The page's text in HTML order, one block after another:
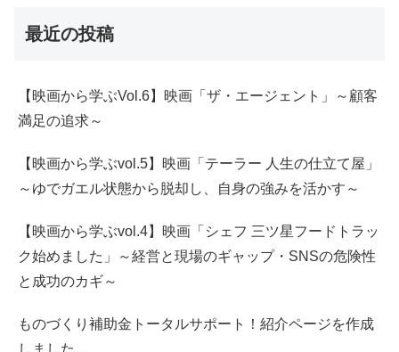
最近の投稿
【映画から学ぶVol.6】映画「ザ・エージェント」～顧客
満足の追求～
【映画から学ぶvol.5】映画「テーラー 人生の仕立て屋」
～ゆでガエル状態から脱却し、自身の強みを活かす～
【映画から学ぶvol.4】映画「シェフ 三ツ星フードトラッ
ク始めました」～経営と現場のギャップ・SNSの危険性
と成功のカギ～
ものづくり補助金トータルサポート！紹介ページを作成
しました。